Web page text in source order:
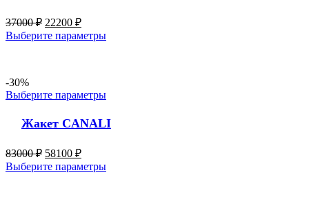
37000₽ 22200 ₽
Выберите параметры
-30%
Выберите параметры
Жакет CANALI
83000₽ 58100 ₽
Выберите параметры